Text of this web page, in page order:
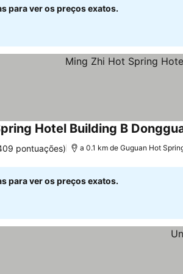
para ver os preços exatos.
Hotel Building B
pontuações) a 0.1 km de Guguan Hot
para ver os preços exatos.